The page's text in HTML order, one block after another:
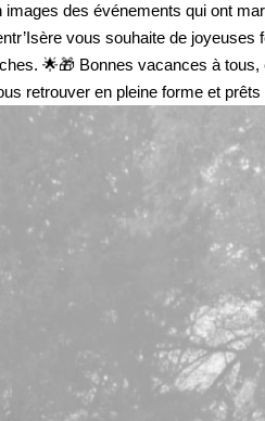
images des événements qui ont
vous souhaite de
🌟🎁 Bonnes vacances à
retrouver en pleine forme et